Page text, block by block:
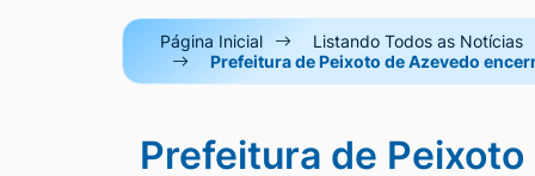
para
busca
Ir
Página Inicial
Listando Todos as Notícias
Prefeitura de Peixoto de Azevedo
Prefeitura de